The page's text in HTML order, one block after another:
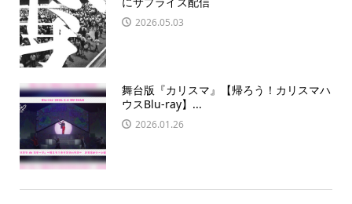
2026.05.03
舞台版『カリスマ』【帰ろう！カリスマハ
ウスBlu-ray】...
2026.01.26